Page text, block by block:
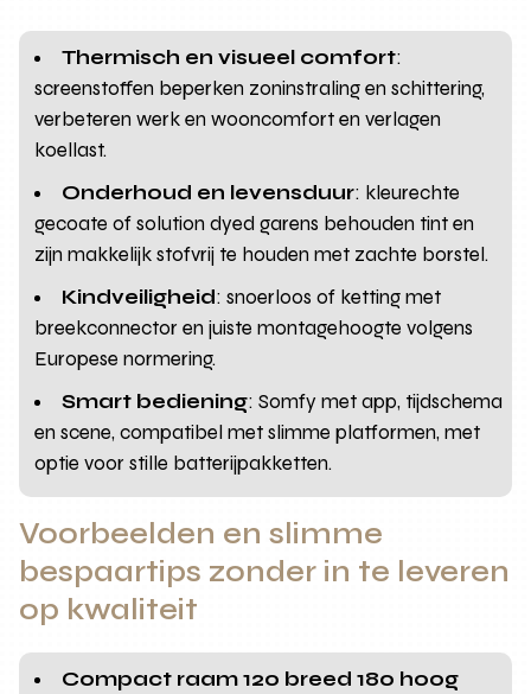
Thermisch en visueel comfort:
screenstoffen beperken zoninstraling en schittering,
verbeteren werk en wooncomfort en verlagen
koellast.
Onderhoud en levensduur: kleurechte
gecoate of solution dyed garens behouden tint en
zijn makkelijk stofvrij te houden met zachte borstel.
Kindveiligheid: snoerloos of ketting met
breekconnector en juiste montagehoogte volgens
Europese normering.
Smart bediening: Somfy met app, tijdschema
en scene, compatibel met slimme platformen, met
optie voor stille batterijpakketten.
Voorbeelden en slimme
bespaartips zonder in te leveren
op kwaliteit
Compact raam 120 breed 180 hoog